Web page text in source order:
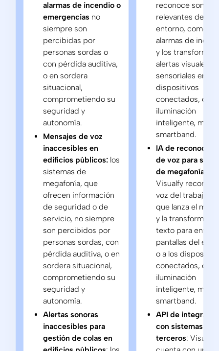
alarmas de incendio o
emergencias no
siempre son
percibidas por
personas sordas o
con pérdida auditiva,
o en sordera
situacional,
comprometiendo su
seguridad y
autonomía.
Mensajes de voz
inaccesibles en
edificios públicos: los
sistemas de
megafonía, que
ofrecen información
de seguridad o de
servicio, no siempre
son percibidos por
personas sordas, con
pérdida auditiva, o en
sordera situacional,
comprometiendo su
seguridad y
autonomía.
Alertas sonoras
inaccesibles para
gestión de colas en
reconoce sonidos
relevantes del
entorno, como
alarmas de
y los transforma
alertas visuales y
sensoriales en
dispositivos
conectados,
iluminación
inteligente, móvil
smartband.
IA de
de voz para
de megafonía:
Visualfy
voz del trabajador
que lanza el
y la transforma en
texto para
pantallas del
o a los
conectados,
iluminación
inteligente, móvil
smartband.
API de
con sistemas de
terceros: Visualfy